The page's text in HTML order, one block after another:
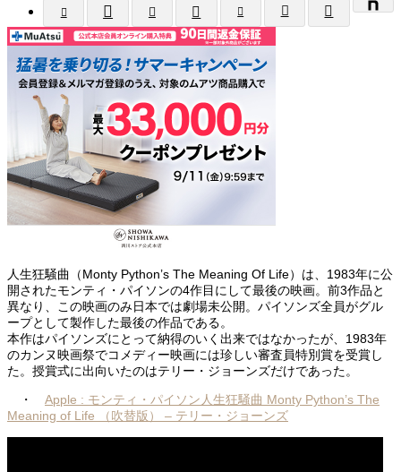
人生狂騒曲（Monty Python’s The Meaning Of Life）は、1983年に公
開されたモンティ・パイソンの4作目にして最後の映画。前3作品と
異なり、この映画のみ日本では劇場未公開。パイソンズ全員がグル
ープとして製作した最後の作品である。
本作はパイソンズにとって納得のいく出来ではなかったが、1983年
のカンヌ映画祭でコメディー映画には珍しい審査員特別賞を受賞し
た。授賞式に出向いたのはテリー・ジョーンズだけであった。
・ Apple : モンティ・パイソン人生狂騒曲 Monty Python’s The
Meaning of Life （吹替版） – テリー・ジョーンズ